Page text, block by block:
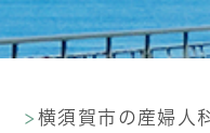
横須賀市の産婦人